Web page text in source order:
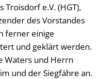
e.V. (HGT),
des Vorstandes
ferner einige
und geklärt werden.
Waters und Herrn
und der Siegfähre an.